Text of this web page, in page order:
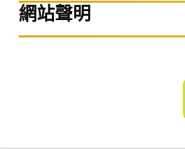
網站聲明